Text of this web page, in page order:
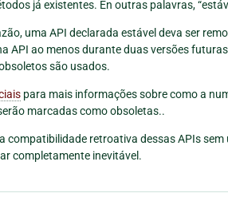
já existentes. En outras palavras,
uma API declarada estável deva ser
API ao menos durante duas versões
são usados.
para mais informações sobre como a
marcadas como obsoletas..
compatibilidade retroativa dessas APIs
completamente inevitável.